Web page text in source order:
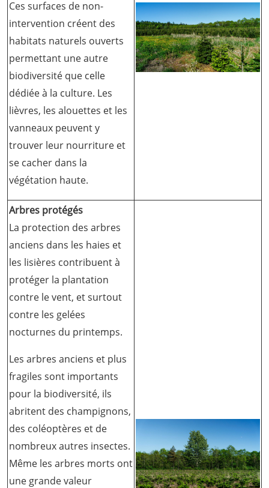
Ces surfaces de non-
intervention créent des
habitats naturels ouverts
permettant une autre
biodiversité que celle
dédiée à la culture. Les
lièvres, les alouettes et les
vanneaux peuvent y
trouver leur nourriture et
se cacher dans la
végétation haute.
Arbres protégés
La protection des arbres
anciens dans les haies et
les lisières contribuent à
protéger la plantation
contre le vent, et surtout
contre les gelées
nocturnes du printemps.
Les arbres anciens et plus
fragiles sont importants
pour la biodiversité, ils
abritent des champignons,
des coléoptères et de
nombreux autres insectes.
Même les arbres morts ont
une grande valeur